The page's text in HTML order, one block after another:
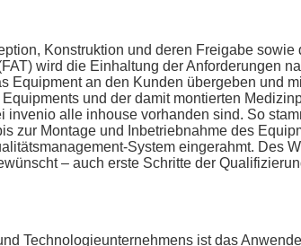
Konstruktion und deren Freigabe sowie
wird die Einhaltung der Anforderungen
Equipment an den Kunden übergeben und
und der damit montierten
alle inhouse vorhanden sind. So
zur Montage und Inbetriebnahme des
System eingerahmt. Des
– auch erste Schritte der
Technologieunternehmens ist das